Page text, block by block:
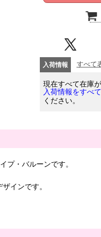
入荷情報 すべて
現在すべて在庫が
入荷情報をすべ
ください。
プ・バルーンです。
インです。